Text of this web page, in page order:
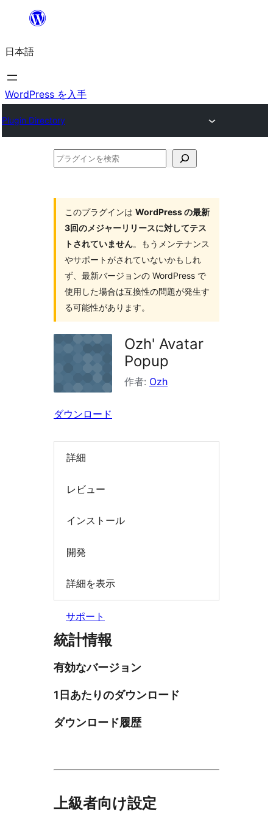
を
ス
キ
プ
日本語
WordPress を入手
Plugin Directory
プ
このプラグインは WordPress の最新
3回のメジャーリリースに対してテス
トされていません。もうメンテナンス
やサポートがされていないかもしれ
ず、最新バージョンの WordPress で
使用した場合は互換性の問題が発生す
る可能性があります。
Ozh' Avatar
Popup
作者: Ozh
ダウンロード
詳細
レビュー
インストール
開発
詳細を表示
サポート
統計情報
有効なバージョン
1日あたりのダウンロード
ダウンロード履歴
上級者向け設定